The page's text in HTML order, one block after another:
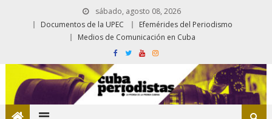
sábado, agosto 08, 2026
Documentos de la UPEC
Efemérides del Periodismo
Medios de Comunicación en Cuba